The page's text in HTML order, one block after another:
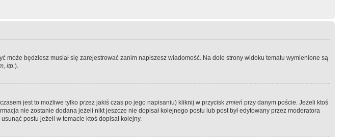
będziesz musiał się zarejestrować zanim napiszesz wiadomość. Na dole strony widoku tematu wymienione są
itp.).
jest to możliwe tylko przez jakiś czas po jego napisaniu) kliknij w przycisk zmień przy danym poście. Jeżeli ktoś
nie zostanie dodana jeżeli nikt jeszcze nie dopisał kolejnego postu lub post był edytowany przez moderatora
postu jeżeli w temacie ktoś dopisał kolejny.